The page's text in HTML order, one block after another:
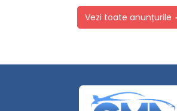
Vezi toate anunțurile